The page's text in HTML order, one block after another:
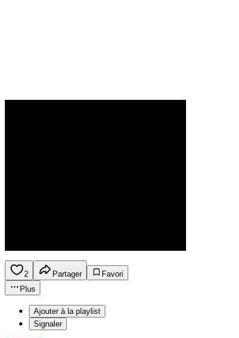
2 Partager
Favori
Plus
Ajouter à la playlist
Signaler